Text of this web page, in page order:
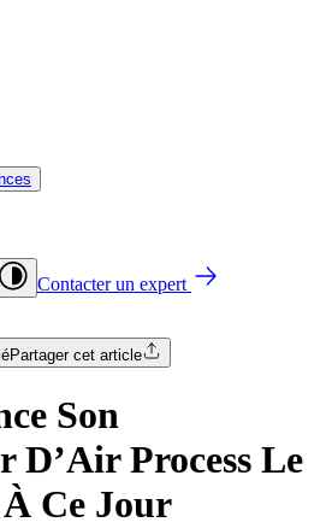
Contacter un expert
Partager cet article
Son
D’Air Process Le
Ce Jour